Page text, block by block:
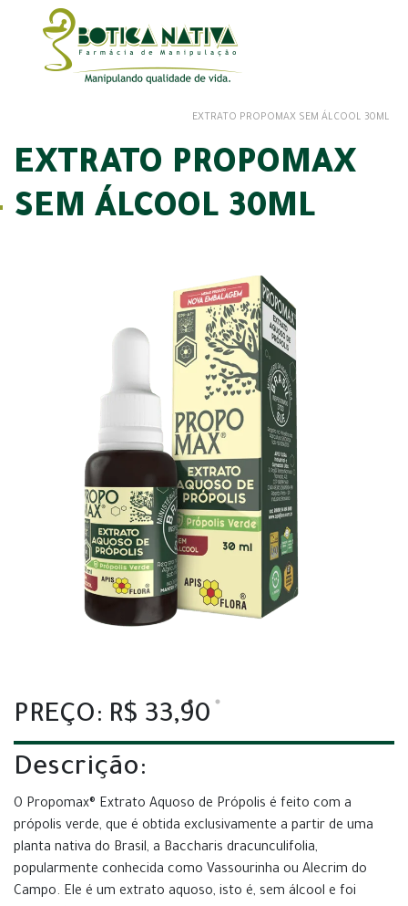
EXTRATO PROPOMAX SEM ÁLCOOL 30ML
EXTRATO PROPOMAX
SEM ÁLCOOL 30ML
PREÇO: R$ 33,90
Descrição:
O Propomax® Extrato Aquoso de Própolis é feito com a
própolis verde, que é obtida exclusivamente a partir de uma
planta nativa do Brasil, a Baccharis dracunculifolia,
popularmente conhecida como Vassourinha ou Alecrim do
Campo. Ele é um extrato aquoso, isto é, sem álcool e foi